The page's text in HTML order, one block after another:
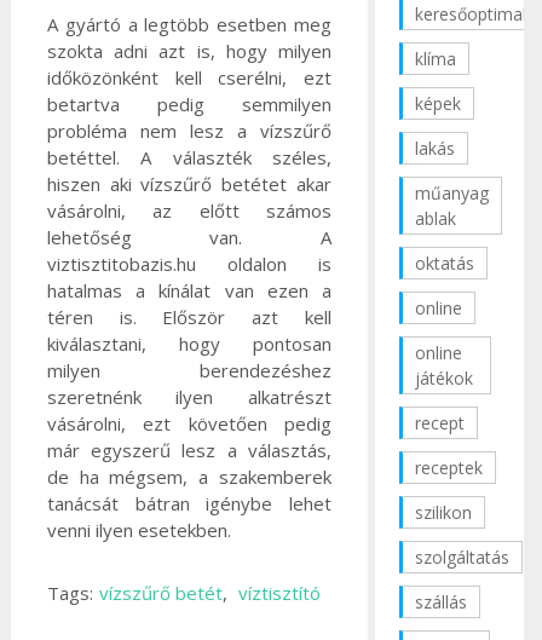
A gyártó a legtöbb esetben meg
szokta adni azt is, hogy milyen
időközönként kell cserélni, ezt
betartva pedig semmilyen
probléma nem lesz a vízszűrő
betéttel. A választék széles,
hiszen aki vízszűrő betétet akar
vásárolni, az előtt számos
lehetőség van. A
viztisztitobazis.hu oldalon is
hatalmas a kínálat van ezen a
téren is. Először azt kell
kiválasztani, hogy pontosan
milyen berendezéshez
szeretnénk ilyen alkatrészt
vásárolni, ezt követően pedig
már egyszerű lesz a választás,
de ha mégsem, a szakemberek
tanácsát bátran igénybe lehet
venni ilyen esetekben.
Tags: vízszűrő betét, víztisztító
klíma
képek
lakás
műanyag
ablak
oktatás
online
online
játékok
recept
receptek
szilikon
szolgáltatás
szállás